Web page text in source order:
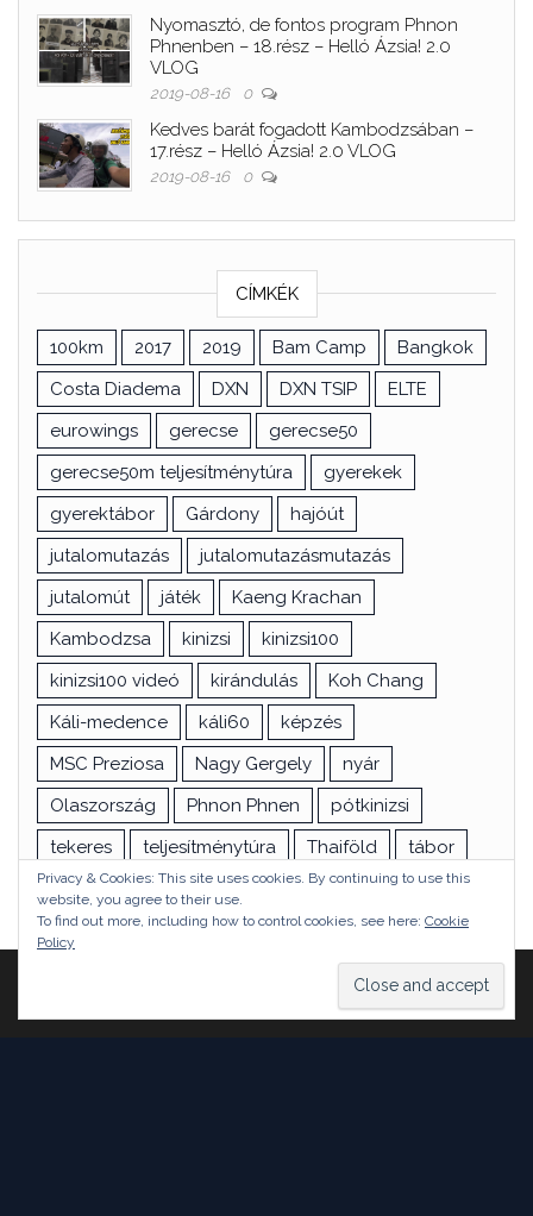
Nyomasztó, de fontos program Phnon
Phnenben – 18.rész – Helló Ázsia! 2.0
VLOG
2019-08-16 0
Kedves barát fogadott Kambodzsában –
17.rész – Helló Ázsia! 2.0 VLOG
2019-08-16 0
CÍMKÉK
100km 2017 2019 Bam Camp
Bangkok
Costa Diadema
DXN DXN TSIP
ELTE
eurowings
gerecse
gerecse50
gerecse50m teljesítménytúra
gyerekek
gyerektábor
Gárdony
hajóút
jutalomutazás
jutalomutazásmutazás
jutalomút
játék
Kaeng Krachan
Kambodzsa
kinizsi
kinizsi100
kinizsi100 videó
kirándulás
Koh Chang
Káli-medence
káli60
képzés
MSC Preziosa
Nagy Gergely
nyár
Olaszország
Phnon Phnen
pótkinizsi
tekeres
teljesítménytúra Thaiföld
tábor
túra
utazás vizsga Ázsia
Theme:Head Blog
Privacy & Cookies: This site uses cookies. By continuing to use this
website, you agree to their use.
To find out more, including how to control cookies, see here: Cookie
Policy